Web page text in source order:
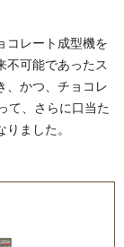
コレート成型機を
不可能であったス
、かつ、チョコレ
て、さらに口当た
ました。